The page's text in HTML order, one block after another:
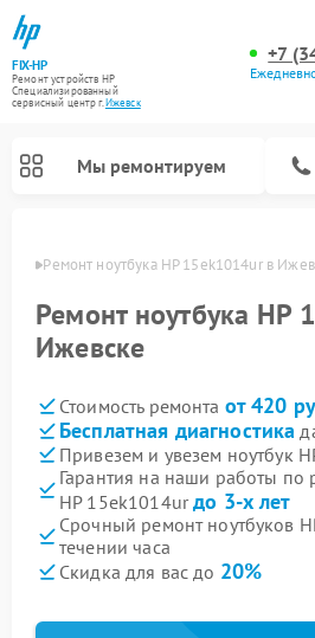
FIX-HP
Ремонт устройств HP
Специализированный
cервисный центр г.Ижевск
+7
Мы ремонтируем
Ремонт ноутбука HP 15ek1014ur в
Ремонт ноутбука HP
Ижевске
Стоимость ремонта от 420
Бесплатная диагностика
Привезем и увезем ноутбук
Гарантия на наши работы по
HP 15ek1014urдо 3-х лет
Срочный ремонт ноутбуков
течении часа
Скидка для вас до 20%